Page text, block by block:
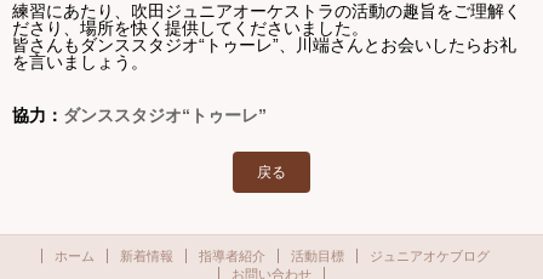
練習にあたり、吹田ジュニアオーケストラの活動の趣旨をご理解く
ださり、場所を快く提供してくださいました。
皆さんもダンススタジオ“トゥーレ”、川端さんとお会いしたらお礼
を言いましょう。
協力： ダンススタジオ“トゥーレ”
戻る
ホーム 新着情報 指導者紹介 活動目標
ジュニアオケブログ
お問い合わせ